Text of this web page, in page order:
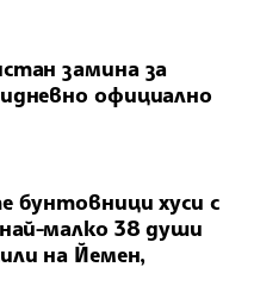
замина за
официално
бунтовници хуси с
малко 38 души
на Йемен,